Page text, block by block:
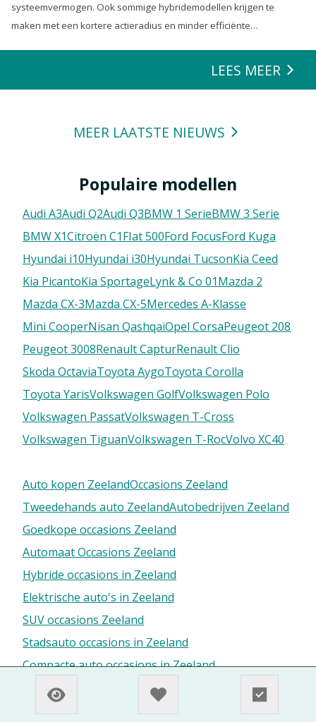
systeemvermogen. Ook sommige hybridemodellen krijgen te
maken met een kortere actieradius en minder efficiënte
LEES MEER
MEER LAATSTE NIEUWS
Populaire modellen
Audi A3Audi Q2Audi Q3BMW 1 SerieBMW 3 Serie
BMW X1Citroën C1FIat 500Ford FocusFord Kuga
Hyundai i10Hyundai i30Hyundai TucsonKia Ceed
Kia PicantoKia SportageLynk & Co 01Mazda 2
Mazda CX-3Mazda CX-5Mercedes A-Klasse
Mini CooperNisan QashqaiOpel CorsaPeugeot 208
Peugeot 3008Renault CapturRenault Clio
Skoda OctaviaToyota AygoToyota Corolla
Toyota YarisVolkswagen GolfVolkswagen Polo
Volkswagen PassatVolkswagen T-Cross
Volkswagen TiguanVolkswagen T-RocVolvo XC40
Auto kopen ZeelandOccasions Zeeland
Tweedehands auto ZeelandAutobedrijven Zeeland
Goedkope occasions Zeeland
Automaat Occasions Zeeland
Hybride occasions in Zeeland
Elektrische auto's in Zeeland
SUV occasions Zeeland
Stadsauto occasions in Zeeland
Compacte auto occasions in Zeeland